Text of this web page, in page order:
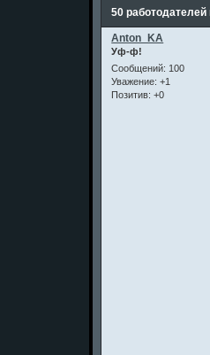
50
Anton_KA
Уф-ф!
Сообщений: 100
Уважение: +1
Позитив: +0